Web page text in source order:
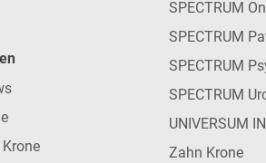
SPECTRUM
SPECTRUM
SPECTRUM
SPECTRUM
UNIVERSUM
Zahn Krone